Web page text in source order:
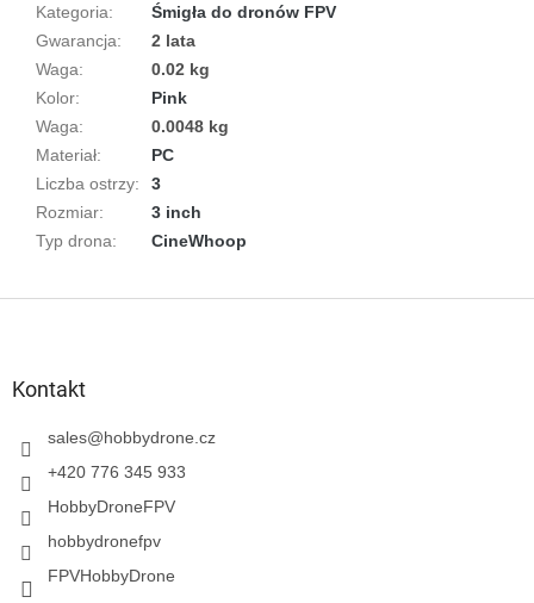
Kategoria:
Śmigła do dronów FPV
Gwarancja:
2 lata
Waga:
0.02 kg
Kolor:
Pink
Waga:
0.0048 kg
Materiał:
PC
Liczba ostrzy:
3
Rozmiar:
3 inch
Typ drona: CineWhoop
Kontakt
sales@hobbydrone.cz
+420 776 345 933
HobbyDroneFPV
hobbydronefpv
FPVHobbyDrone